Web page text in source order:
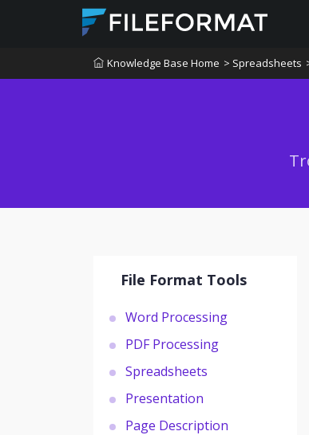
Knowledge Base Home > Spreadsheets
File Format Tools
Word Processing
PDF Processing
Spreadsheets
Presentation
Page Description